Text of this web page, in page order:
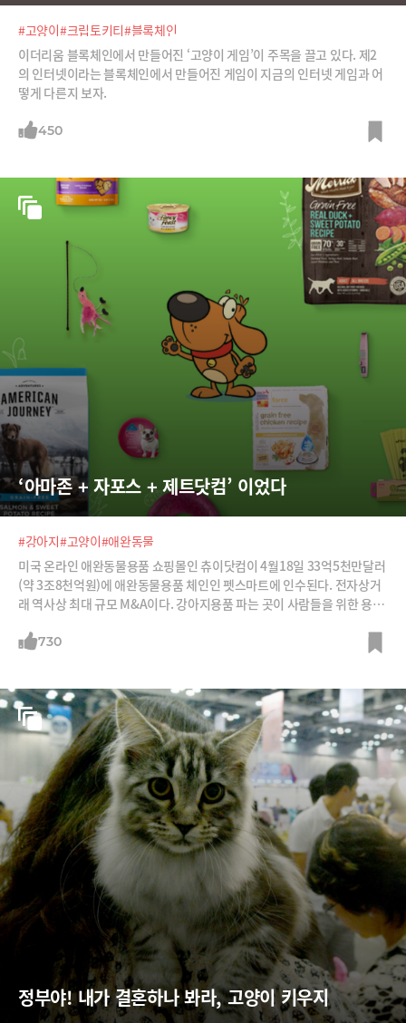
#고양이#크립토키티#블록체인
이더리움 블록체인에서 만들어진 ‘고양이 게임’이 주목을 끌고 있다. 제2
의 인터넷이라는 블록체인에서 만들어진 게임이 지금의 인터넷 게임과 어
떻게 다른지 보자.
450
‘아마존 + 자포스 + 제트닷컴’ 이었다
#강아지#고양이#애완동물
미국 온라인 애완동물용품 쇼핑몰인 츄이닷컴이 4월18일 33억5천만달러
(약 3조8천억원)에 애완동물용품 체인인 펫스마트에 인수된다. 전자상거
래 역사상 최대 규모 M&A이다. 강아지용품 파는 곳이 사람들을 위한 용품
730
정부야! 내가 결혼하나 봐라, 고양이 키우지